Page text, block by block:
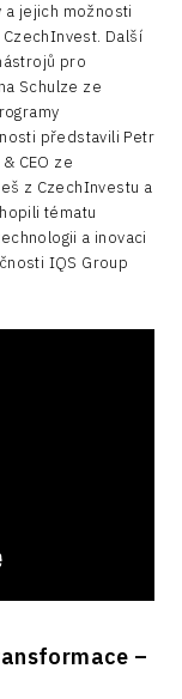
a jejich možnosti
Další
pro
Schulze ze
představili Petr
CEO ze
z CzechInvestu a
tématu
a inovaci
IQS Group
–